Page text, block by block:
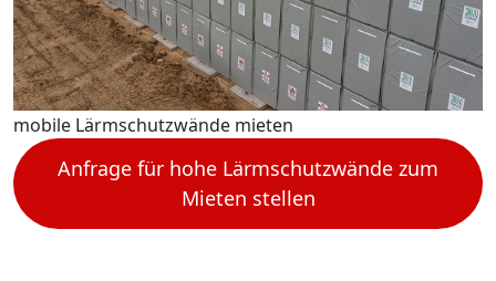
mobile Lärmschutzwände mieten
Anfrage für hohe Lärmschutzwände zum
Mieten stellen